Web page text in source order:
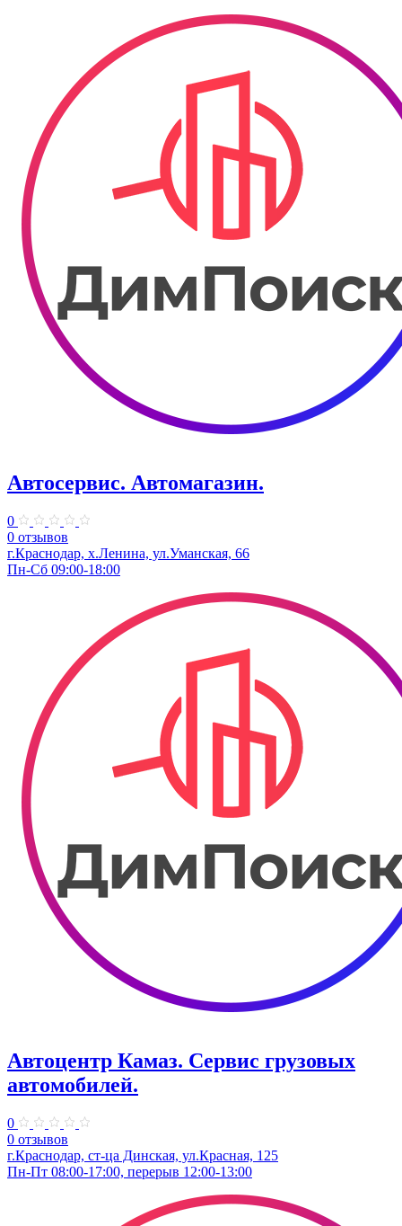
Автосервис. Автомагазин.
0
0 отзывов
г.Краснодар, х.Ленина, ул.Уманская, 66
Пн-Сб 09:00-18:00
Автоцентр Камаз. Сервис грузовых
автомобилей.
0
0 отзывов
г.Краснодар, ст-ца Динская, ул.Красная, 125
Пн-Пт 08:00-17:00, перерыв 12:00-13:00